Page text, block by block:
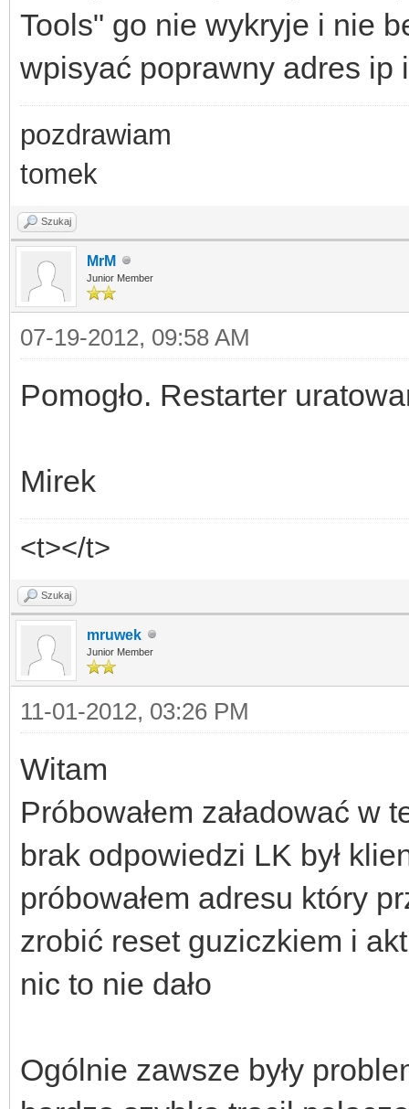
Tools" go nie wykryje i nie
wpisyać poprawny adres ip
pozdrawiam
tomek
Szukaj
MrM
Junior Member
07-19-2012, 09:58 AM
Pomogło. Restarter
Mirek
<t></t>
Szukaj
mruwek
Junior Member
11-01-2012, 03:26 PM
Witam
Próbowałem załadować w
brak odpowiedzi LK był
próbowałem adresu który
zrobić reset guziczkiem i
nic to nie dało
Ogólnie zawsze były